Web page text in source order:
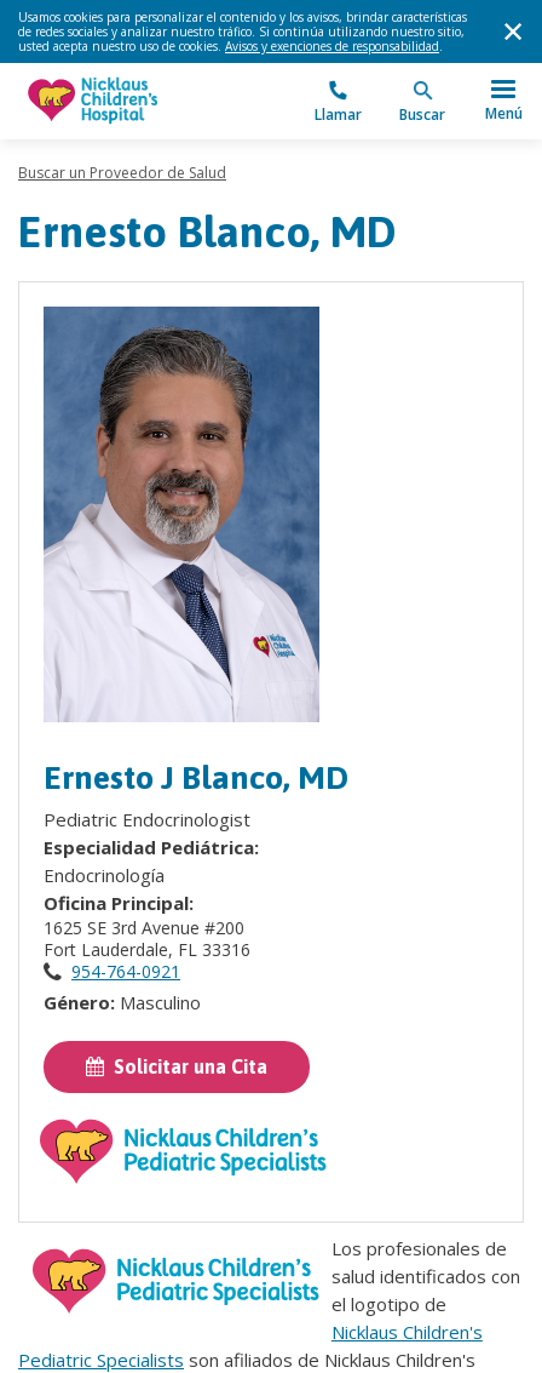
Usamos cookies para personalizar el contenido y los avisos, brindar características
de redes sociales y analizar nuestro tráfico. Si continúa utilizando nuestro sitio,
usted acepta nuestro uso de cookies. Avisos y exenciones de responsabilidad.
Llamar Buscar Menú
Buscar un Proveedor de Salud
Ernesto Blanco, MD
Ernesto J Blanco, MD
Pediatric Endocrinologist
Especialidad Pediátrica:
Endocrinología
Oficina Principal:
1625 SE 3rd Avenue #200
Fort Lauderdale, FL 33316
954-764-0921
Género: Masculino
Solicitar una Cita
Los profesionales de
salud identificados con
el logotipo de
Nicklaus Children's
Pediatric Specialists son afiliados de Nicklaus Children's